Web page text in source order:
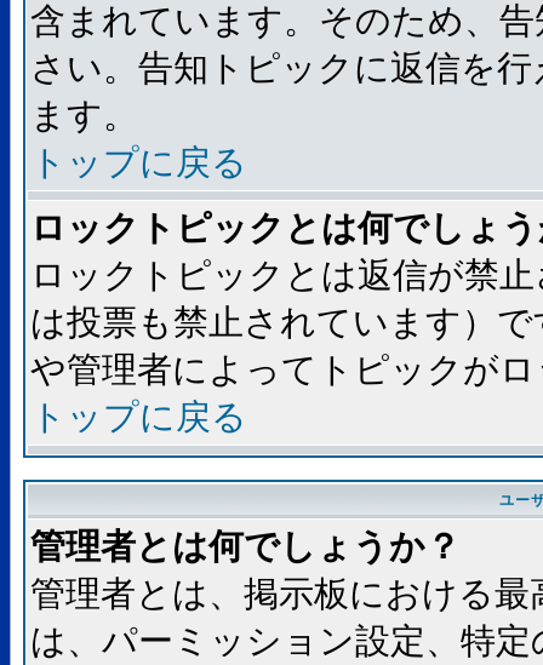
含まれています。そのため、
さい。告知トピックに返信を
ます。
トップに戻る
ロックトピックとは何でしょ
ロックトピックとは返信が禁
は投票も禁止されています）
や管理者によってトピックが
トップに戻る
ユー
管理者とは何でしょうか？
管理者とは、掲示板における
は、パーミッション設定、特